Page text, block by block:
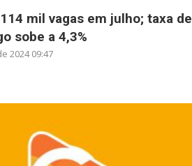
mil vagas em julho; taxa de
sobe a 4,3%
2024 09:47